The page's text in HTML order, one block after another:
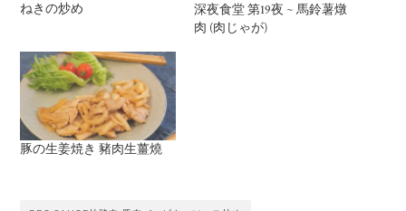
ねきの炒め
深夜食堂 第19夜 ~ 馬鈴薯燉
肉 (肉じゃが)
豚の生姜焼き 豬肉生薑燒